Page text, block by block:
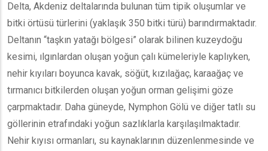
Delta, Akdeniz deltalarında bulunan tüm tipik oluşumlar ve
bitki örtüsü türlerini (yaklaşık 350 bitki türü) barındırmaktadır.
Deltanın “taşkın yatağı bölgesi” olarak bilinen kuzeydoğu
kesimi, ılgınlardan oluşan yoğun çalı kümeleriyle kaplıyken,
nehir kıyıları boyunca kavak, söğüt, kızılağaç, karaağaç ve
tırmanıcı bitkilerden oluşan yoğun orman gelişimi göze
çarpmaktadır. Daha güneyde, Nymphon Gölü ve diğer tatlı su
göllerinin etrafındaki yoğun sazlıklarla karşılaşılmaktadır.
Nehir kıyısı ormanları, su kaynaklarının düzenlenmesinde ve